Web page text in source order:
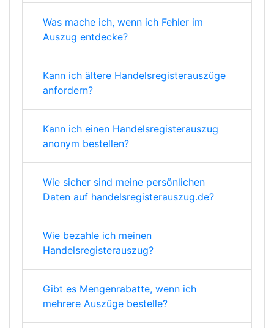
Was mache ich, wenn ich Fehler im
Auszug entdecke?
Kann ich ältere Handelsregisterauszüge
anfordern?
Kann ich einen Handelsregisterauszug
anonym bestellen?
Wie sicher sind meine persönlichen
Daten auf handelsregisterauszug.de?
Wie bezahle ich meinen
Handelsregisterauszug?
Gibt es Mengenrabatte, wenn ich
mehrere Auszüge bestelle?